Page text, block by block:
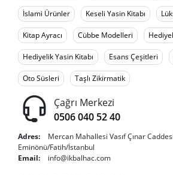
İslami Ürünler Keseli Yasin Kitabı
Kitap Ayracı Cübbe Modelleri
Hediyelik Yasin Kitabı Esans Çeşitleri
Oto Süsleri Taşlı Zikirmatik
Çağrı Merkezi
0506 040 52 40
Adres:
Mercan Mahallesi Vasıf Çınar
Eminönü/Fatih/İstanbul
Email:
info@ikbalhac.com